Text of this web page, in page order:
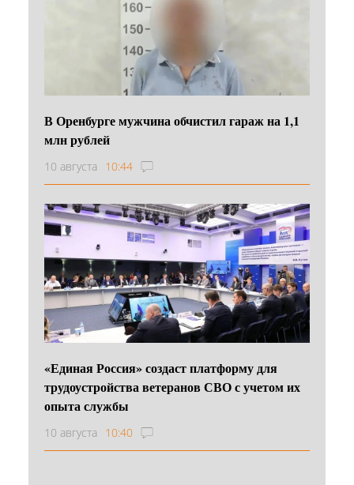
В Оренбурге мужчина обчистил гараж на 1,1
млн рублей
10 августа 10:44
«Единая Россия» создаст платформу для
трудоустройства ветеранов СВО с учетом их
опыта службы
10 августа 10:40